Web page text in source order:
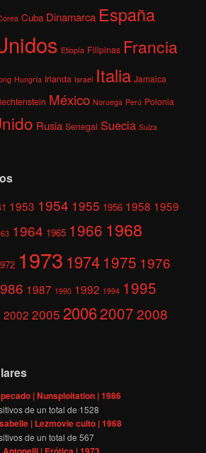
Cuba Dinamarca España
Etiopía Filipinas Francia
Hungría Irlanda Israel Italia Jamaica
México Noruega Perú Polonia
Rusia Senegal Suecia Suiza
1953 1954 1955 1956 1958 1959
1964 1965 1966 1968
1973 1974 1975 1976
1987 1990 1992 1994 1995
2002 2005 200620072008
| Nunsploitation | 1986
de un total de 1528
| Lezmovie culto | 1968
de un total de567